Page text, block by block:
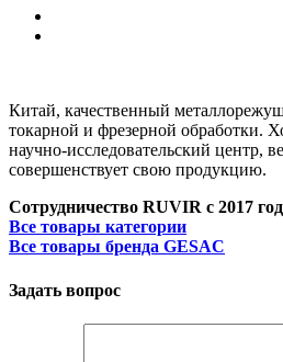
Китай, качественный
токарной и фрезерной обработки.
научно-исследовательский центр,
совершенствует свою продукцию.
Сотрудничество RUVIR с 2017
Все товары категории
Все товары бренда GESAC
Задать вопрос